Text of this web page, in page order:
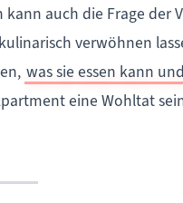
kann auch die Frage
verwöhnen
was sie essen kann
eine Wohltat